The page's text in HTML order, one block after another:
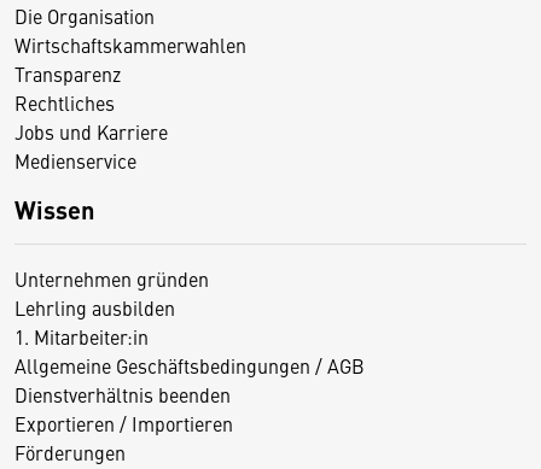
Die Organisation
Wirtschaftskammerwahlen
Transparenz
Rechtliches
Jobs und Karriere
Medienservice
Wissen
Unternehmen gründen
Lehrling ausbilden
1. Mitarbeiter:in
Allgemeine Geschäftsbedingungen / AGB
Dienstverhältnis beenden
Exportieren / Importieren
Förderungen